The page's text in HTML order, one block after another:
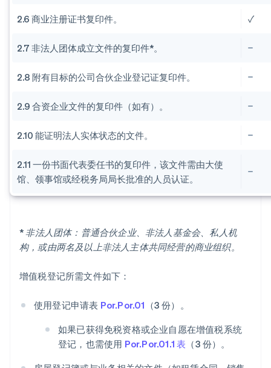
2.6 商业注册证书复印件。 ✓
2.7 非法人团体成立文件的复印件*。
2.8 附有目标的公司合伙企业登记证复印件。
2.9 合资企业文件的复印件（如有）。
2.10 能证明法人实体状态的文件。
2.11 一份书面代表委任书的复印件，该文件需由大使
馆、领事馆或经税务局局长批准的人员认证。
* 非法人团体：普通合伙企业、非法人基金会、私人机
构，或由两名及以上非法人主体共同经营的商业组织。
增值税登记所需文件如下：
使用登记申请表 Por.Por.01 （3 份）。
如果已获得免税资格或企业自愿在增值税系统
登记，也需使用 Por.Por.01.1 表 （3 份）。